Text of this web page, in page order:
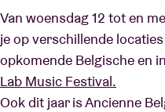
Van woensdag 12 tot en
je op verschillende
opkomende Belgische en
Lab Music Festival.
Ook dit jaar is Ancienne